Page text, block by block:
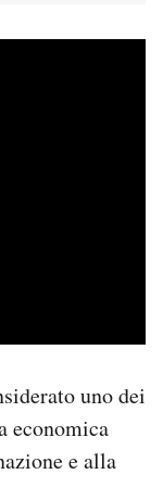
uno dei
economica
e alla